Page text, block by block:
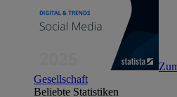
Gesellschaft
Beliebte Statistiken